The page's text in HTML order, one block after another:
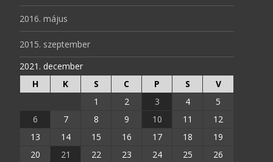
2016. május
2015. szeptember
2021. december
H
K S C P S
V
1
2 3 4
5
6
7 8 9 10 11
12
13
14 15 16 17 18
19
20
21 22 23 24 25
26